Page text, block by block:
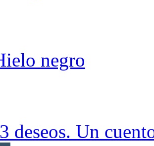
negro
3 deseos. Un